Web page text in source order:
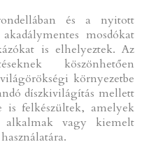
és a nyitott
mosdókat
is elhelyeztek. Az
köszönhetően
környezetbe
díszkivilágítás mellett
is felkészültek, amelyek
alkalmak vagy kiemelt